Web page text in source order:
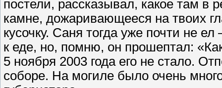
постели, рассказывал, какое там в
камне, дожаривающееся на твоих
кусочку. Саня тогда уже почти не
к еде, но, помню, он прошептал:
5 ноября 2003 года его не стало.
соборе. На могиле было очень